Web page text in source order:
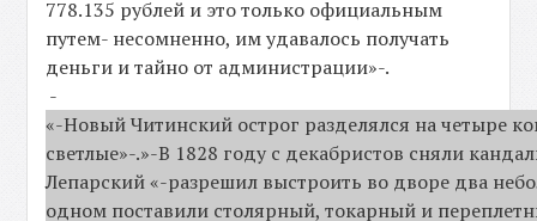
778.135 рублей и это только официальным
путем- несомненно, им удавалось получать
деньги и тайно от администрации»-.
-
«-Новый Читинский острог разделялся на четыре
светлые»-.»-В 1828 году с декабристов сняли
Лепарский «-разрешил выстроить во дворе два
одном поставили столярный, токарный и